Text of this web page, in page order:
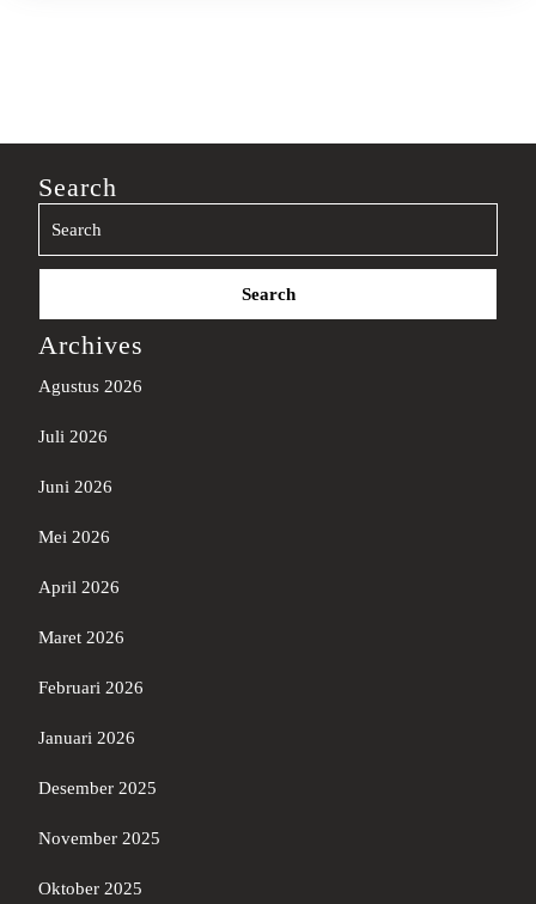
Search
Search
Archives
Agustus 2026
Juli 2026
Juni 2026
Mei 2026
April 2026
Maret 2026
Februari 2026
Januari 2026
Desember 2025
November 2025
Oktober 2025